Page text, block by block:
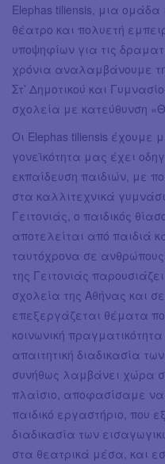
Elephas tiliensis, μια
θέατρο και πολυετή
υποψηφίων για τις
χρόνια αναλαμβάνουμε
Στ’ Δημοτικού και
σχολεία με κατεύθυνση
Οι Εlephas tiliensis έχουμε
γονεϊκότητα μας έχει
εκπαίδευση παιδιών, με
στα καλλιτεχνικά
Γειτονιάς, ο παιδικός
αποτελείται από παιδιά
ταυτόχρονα σε
της Γειτονιάς
σχολεία της Αθήνας και
επεξεργάζεται θέματα
κοινωνική
απαιτητική διαδικασία
συνήθως λαμβάνει χώρα
πλαίσιο, αποφασίσαμε
παιδικό εργαστήριο, που
διαδικασία των
στα θεατρικά μέσα, και